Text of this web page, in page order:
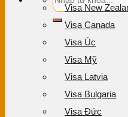
Visa New
Visa Canada
Visa Úc
Visa Mỹ
Visa Latvia
Visa Bulgaria
Visa Đức